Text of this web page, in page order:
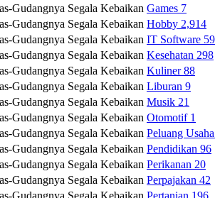
Games 7
Hobby 2,914
IT Software 59
Kesehatan 298
Kuliner 88
Liburan 9
Musik 21
Otomotif 1
Peluang Usaha
Pendidikan 96
Perikanan 20
Perpajakan 42
Pertanian 196